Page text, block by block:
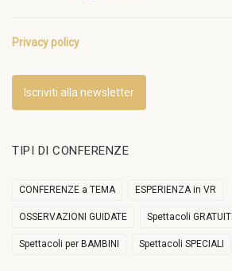
Privacy policy
Iscriviti alla newsletter
TIPI DI CONFERENZE
CONFERENZE a TEMA ESPERIENZA in VR
OSSERVAZIONI GUIDATE Spettacoli GRATUITI
Spettacoli per BAMBINI Spettacoli SPECIALI